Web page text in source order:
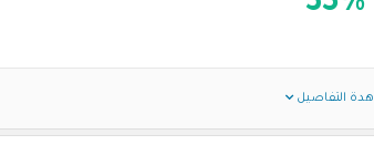
التفاصيل